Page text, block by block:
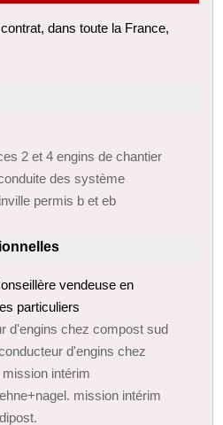
dans toute la France,
2 et 4 engins de chantier
des système
permis b et eb
vendeuse en
particuliers
d'engins chez compost sud
d'engins chez
intérim
mission intérim